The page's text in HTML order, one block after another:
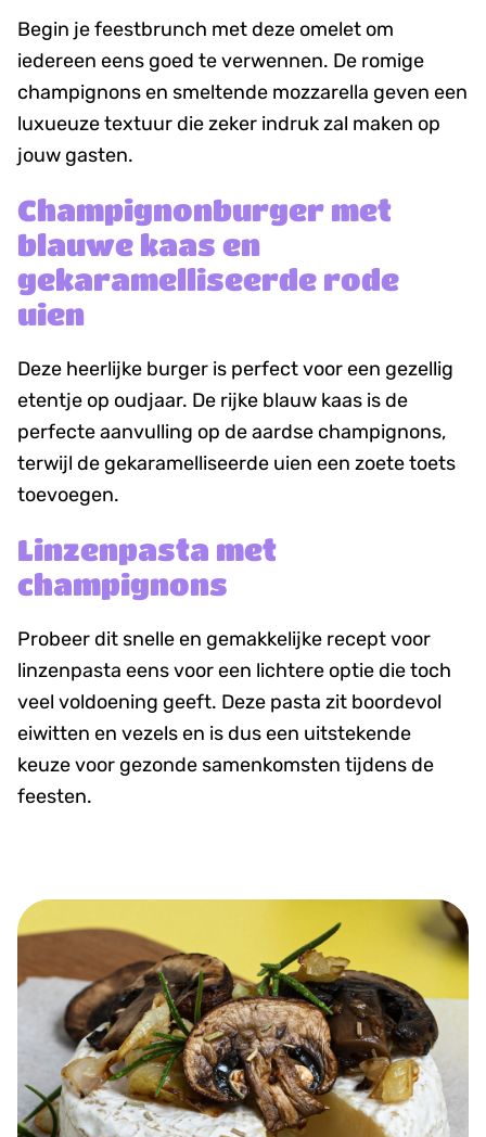
Begin je feestbrunch met deze omelet om
iedereen eens goed te verwennen. De romige
champignons en smeltende mozzarella geven een
luxueuze textuur die zeker indruk zal maken op
jouw gasten.
Champignonburger met
blauwe kaas en
gekaramelliseerde rode
uien
Deze heerlijke burger is perfect voor een gezellig
etentje op oudjaar. De rijke blauw kaas is de
perfecte aanvulling op de aardse champignons,
terwijl de gekaramelliseerde uien een zoete toets
toevoegen.
Linzenpasta met
champignons
Probeer dit snelle en gemakkelijke recept voor
linzenpasta eens voor een lichtere optie die toch
veel voldoening geeft. Deze pasta zit boordevol
eiwitten en vezels en is dus een uitstekende
keuze voor gezonde samenkomsten tijdens de
feesten.